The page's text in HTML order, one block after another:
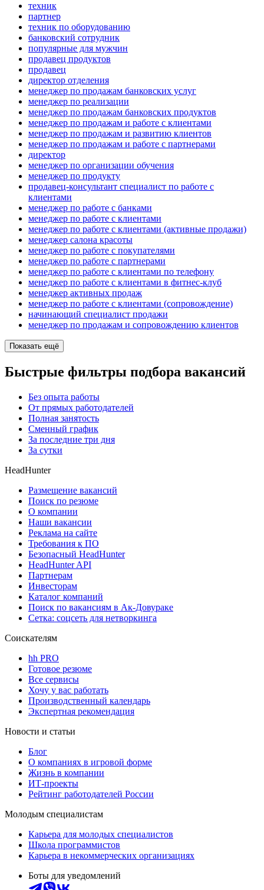
техник
партнер
техник по оборудованию
банковский сотрудник
популярные для мужчин
продавец продуктов
продавец
директор отделения
менеджер по продажам банковских услуг
менеджер по реализации
менеджер по продажам банковских продуктов
менеджер по продажам и работе с клиентами
менеджер по продажам и развитию клиентов
менеджер по продажам и работе с партнерами
директор
менеджер по организации обучения
менеджер по продукту
продавец-консультант специалист по работе с
клиентами
менеджер по работе с банками
менеджер по работе с клиентами
менеджер по работе с клиентами (активные продажи)
менеджер салона красоты
менеджер по работе с покупателями
менеджер по работе с партнерами
менеджер по работе с клиентами по телефону
менеджер по работе с клиентами в фитнес-клуб
менеджер активных продаж
менеджер по работе с клиентами (сопровождение)
начинающий специалист продажи
менеджер по продажам и сопровождению клиентов
Показать ещё
Быстрые фильтры подбора вакансий
Без опыта работы
От прямых работодателей
Полная занятость
Сменный график
За последние три дня
За сутки
HeadHunter
Размещение вакансий
Поиск по резюме
О компании
Наши вакансии
Реклама на сайте
Требования к ПО
Безопасный HeadHunter
HeadHunter API
Партнерам
Инвесторам
Каталог компаний
Поиск по вакансиям в Ак-Довураке
Сетка: соцсеть для нетворкинга
Соискателям
hh PRO
Готовое резюме
Все сервисы
Хочу у вас работать
Производственный календарь
Экспертная рекомендация
Новости и статьи
Блог
О компаниях в игровой форме
Жизнь в компании
ИТ-проекты
Рейтинг работодателей России
Молодым специалистам
Карьера для молодых специалистов
Школа программистов
Карьера в некоммерческих организациях
Боты для уведомлений